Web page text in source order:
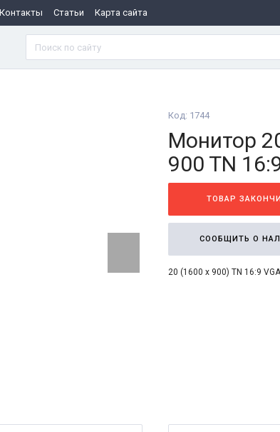
Контакты Статьи Карта сайта
Код: 1744
Монитор
900 TN
ТОВАР
СООБЩИТЬ О
20 (1600 x 900) TN 16:9 VGA